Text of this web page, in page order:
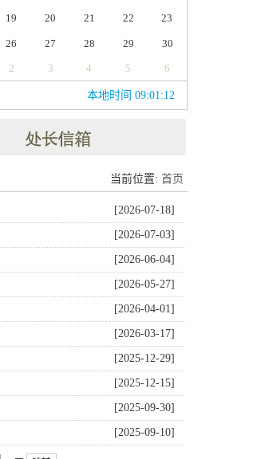
19 20 21 22 23
26 27 28 29 30
2 3 4 5 6
本地时间 09:01:12
当前位置: 首页
[2026-07-18]
[2026-07-03]
[2026-06-04]
[2026-05-27]
[2026-04-01]
[2026-03-17]
[2025-12-29]
[2025-12-15]
[2025-09-30]
[2025-09-10]